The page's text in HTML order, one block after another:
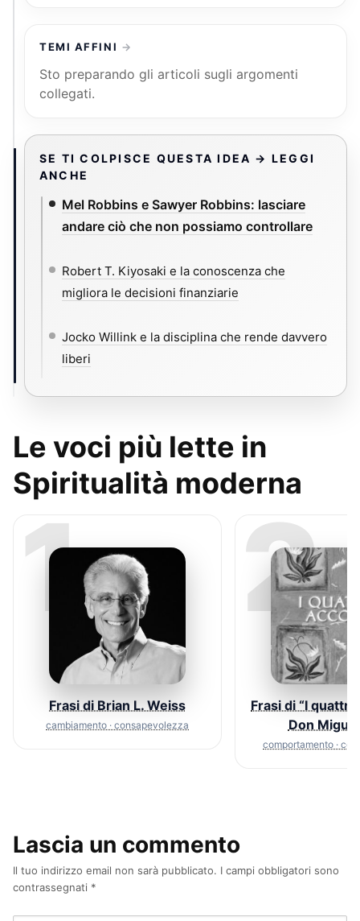
TEMI AFFINI
Sto preparando gli articoli sugli argomenti
collegati.
SE TI COLPISCE QUESTA IDEA → LEGGI
ANCHE
Mel Robbins e Sawyer Robbins: lasciare
andare ciò che non possiamo controllare
Robert T. Kiyosaki e la conoscenza che
migliora le decisioni finanziarie
Jocko Willink e la disciplina che rende davvero
liberi
Le voci più lette in
Spiritualità moderna
1
Frasi di Brian L. Weiss
cambiamento · consapevolezza
2
Frasi di “I
Don
comportamento ·
Lascia un commento
Il tuo indirizzo email non sarà pubblicato. I campi obbligatori sono
contrassegnati *